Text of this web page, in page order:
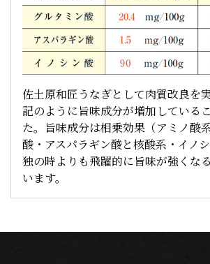
佐土原和匠うなぎとして肉質改良を
記のように旨味成分が増加している
た。旨味成分は相乗効果（アミノ酸
酸・アスパラギン酸と核酸系・イノ
独の時よりも飛躍的に旨味が強くな
います。